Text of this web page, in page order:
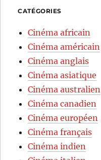
CATÉGORIES
Cinéma africain
Cinéma américain
Cinéma anglais
Cinéma asiatique
Cinéma australien
Cinéma canadien
Cinéma européen
Cinéma français
Cinéma indien